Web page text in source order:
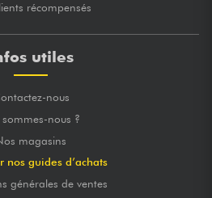
récompensés
utiles
nous
nous ?
magasins
nos guides d’achats
générales de ventes